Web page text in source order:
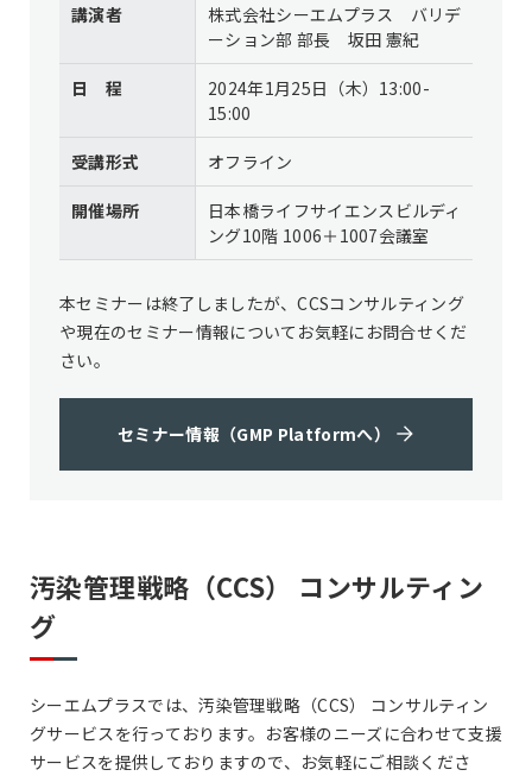
講演者
株式会社シーエムプラス バリデ
ーション部 部長 坂田 憲紀
日 程
2024年1月25日（木）13:00-
15:00
受講形式 オフライン
開催場所
日本橋ライフサイエンスビルディ
ング10階 1006＋1007会議室
本セミナーは終了しましたが、CCSコンサルティング
や現在のセミナー情報についてお気軽にお問合せくだ
さい。
セミナー情報（GMP Platformへ）
汚染管理戦略（CCS） コンサルティン
グ
シーエムプラスでは、汚染管理戦略（CCS） コンサルティン
グサービスを行っております。お客様のニーズに合わせて支援
サービスを提供しておりますので、お気軽にご相談くださ